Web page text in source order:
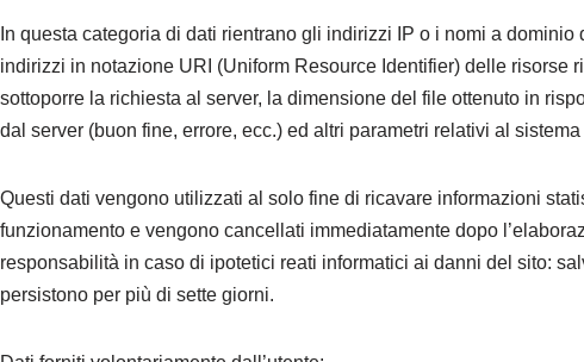
In questa categoria di dati rientrano gli indirizzi IP o i nomi a
indirizzi in notazione URI (Uniform Resource Identifier) delle risorse
sottoporre la richiesta al server, la dimensione del file ottenuto in
dal server (buon fine, errore, ecc.) ed altri parametri relativi al
Questi dati vengono utilizzati al solo fine di ricavare informazioni
funzionamento e vengono cancellati immediatamente dopo
responsabilità in caso di ipotetici reati informatici ai danni del sito:
persistono per più di sette giorni.